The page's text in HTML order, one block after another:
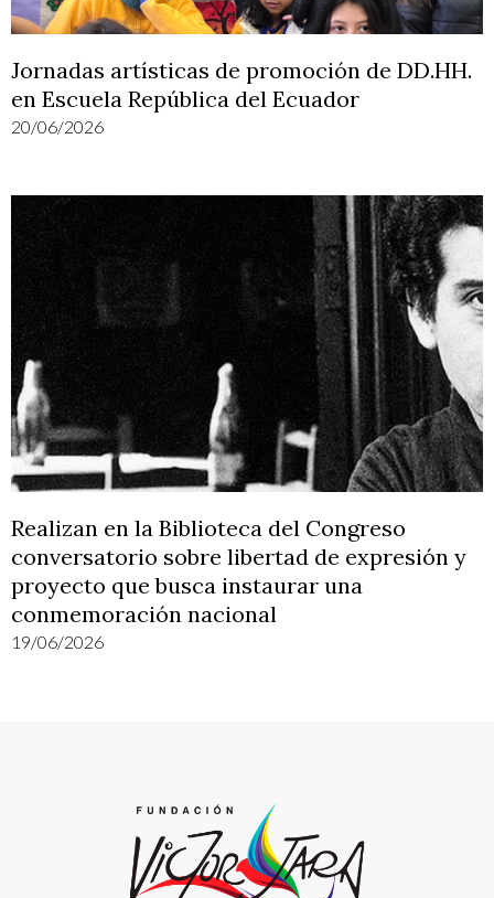
Jornadas artísticas de promoción de DD.HH.
en Escuela República del Ecuador
20/06/2026
Realizan en la Biblioteca del Congreso
conversatorio sobre libertad de expresión y
proyecto que busca instaurar una
conmemoración nacional
19/06/2026